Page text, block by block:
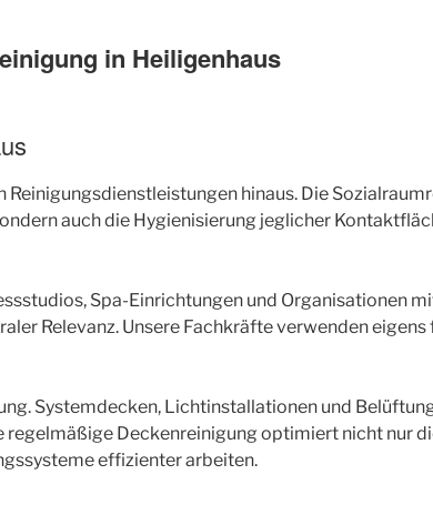
in Heiligenhaus
hinaus. Die
auch die Hygienisierung jeglicher
Spa-Einrichtungen und Organisationen
Relevanz. Unsere Fachkräfte verwenden
Systemdecken, Lichtinstallationen und
Deckenreinigung optimiert nicht nur
effizienter arbeiten.